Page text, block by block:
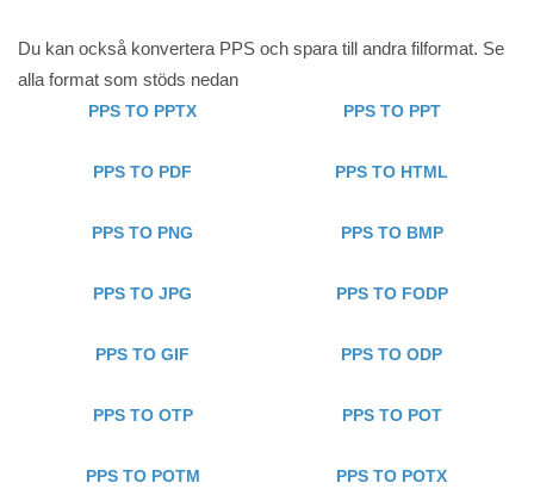
Du kan också konvertera PPS och spara till andra filformat. Se
alla format som stöds nedan
PPS TO PPTX PPS TO PPT
PPS TO PDF PPS TO HTML
PPS TO PNG PPS TO BMP
PPS TO JPG PPS TO FODP
PPS TO GIF PPS TO ODP
PPS TO OTP PPS TO POT
PPS TO POTM PPS TO POTX